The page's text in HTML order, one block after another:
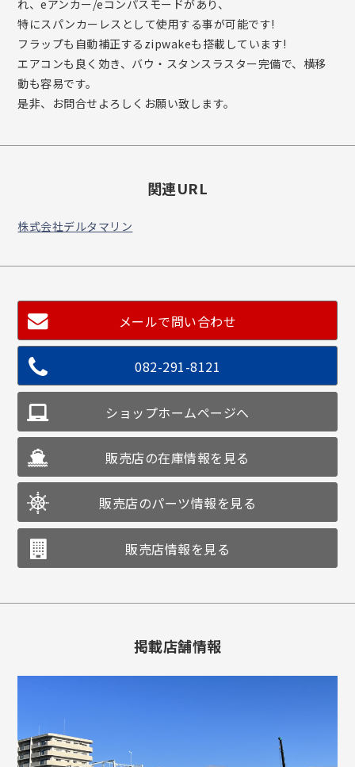
れ、eアンカー/eコンパスモードがあり、
特にスパンカーレスとして使用する事が可能です!
フラップも自動補正するzipwakeも搭載しています!
エアコンも良く効き、バウ・スタンスラスター完備で、横移
動も容易です。
是非、お問合せよろしくお願い致します。
関連URL
株式会社デルタマリン
メールで問い合わせ
082-291-8121
ショップホームページへ
販売店の在庫情報を見る
販売店のパーツ情報を見る
販売店情報を見る
掲載店舗情報